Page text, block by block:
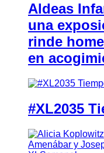
Aldeas
una
rinde
en
#XL2035